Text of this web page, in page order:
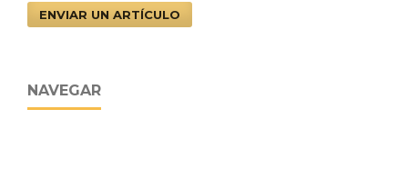
ENVIAR UN ARTÍCULO
NAVEGAR